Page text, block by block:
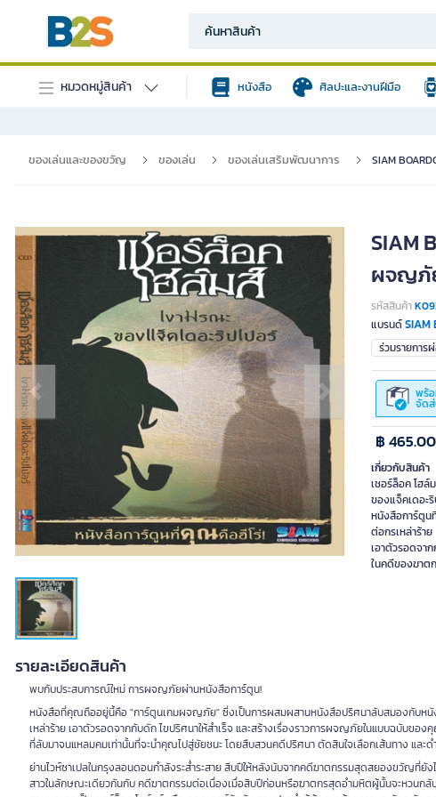
หมวดหมู่สินค้า หนังสือ ศิลปะและงานฝีมือ
ของเล่นและของขวัญ ของเล่น ของเล่นเสริมพัฒนาการ SIAM
Previous slide Next slide
SIAM
ผจญภั
รหัสสินค้า
แบรนด์SIAM
ร่วมรายการ
พร้
จัด
฿ 465.00
เกี่ยวกับสินค้า
เชอร์ล็อค โฮล์
ของแจ็คเดอะ
หนังสือการ์ตูน
ต่อกรเหล่าร้าย
เอาตัวรอดจา
ในคดีของฆาต
รายละเอียดสินค้า
พบกับประสบการณ์ใหม่ การผจญภัยผ่านหนังสือการ์ตูน!
หนังสือที่คุณถืออยู่นี้คือ "การ์ตูนเกมผจญภัย" ซึ่งเป็นการผสมผสานหนังสือปริศนาลับสมองกับหนั
เหล่าร้าย เอาตัวรอดจากกับดัก ไขปริศนาให้สำเร็จ และสร้างเรื่องราวการผจญภัยในแบบฉบับข
ที่ลับมาจนแหลมคมเท่านั้นที่จะนำคุณไปสู่ชัยชนะ โดยสืบสวนคดีปริศนา ตัดสินใจเลือกเส้นทาง แล
ย่านไวห์ซาเปลในกรุงลอนดอนกำลังระส่ำระสาย สิบปีให้หลังนับจากคดีฆาตกรรมสุดสยองขวัญ
สาวในลักษณะเดียวกันกับ คดีฆาตกรรมต่อเนื่องเมื่อสิบปีก่อนหรือฆาตกรสุดอำมหิตผู้นั้นจะหวนกลั